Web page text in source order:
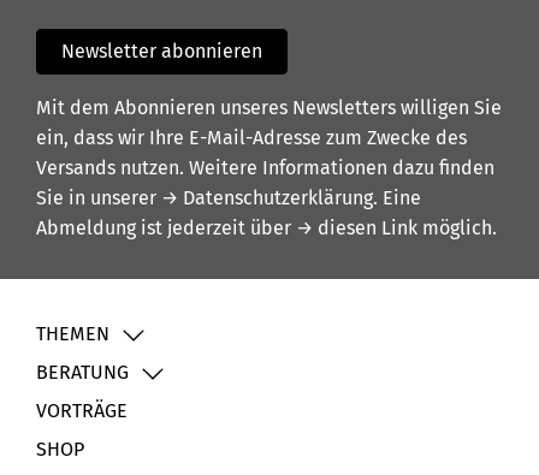
Newsletter abonnieren
Mit dem Abonnieren unseres Newsletters willigen Sie
ein, dass wir Ihre E-Mail-Adresse zum Zwecke des
Versands nutzen. Weitere Informationen dazu finden
Sie in unserer → Datenschutzerklärung. Eine
Abmeldung ist jederzeit über → diesen Link möglich.
THEMEN
BERATUNG
VORTRÄGE
SHOP